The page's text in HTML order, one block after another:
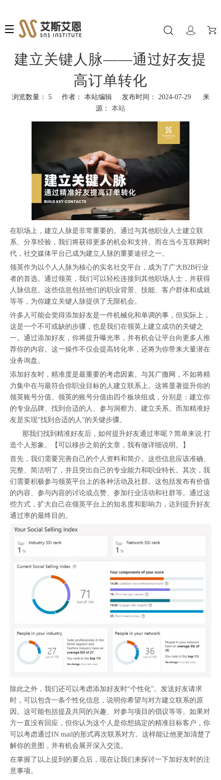
建立关键人脉——通过好友提
高订单转化
浏览数量： 5作者： 本站编辑 发布时间： 2024-07-29 来
源： 本站
在职场上，建立人脉是非常重要的。通过与其他职业人士建立联
系、分享经验，我们将获得更多的机会和支持。而在当今互联网时
代，社交媒体平台已成为建立人脉的重要途径之一。
领英作为以个人人脉为核心的实名社交平台，成为了广大B2B行业
者的首选。通过领英，我们可以轻松连接到其他职场人士，并获得
人脉信息。这些信息包括他们的职业背景、技能、客户群体和成就
等等，为你建立关键人脉提供了无限机会。
许多人可能会觉得添加好友是一件机械化和单调的事，但实际上，
这是一个不可或缺的步骤，也是我们在领英上建立成功的关键之
一。通过添加好友，你将提升曝光率，并有机会让平台向更多人推
荐你的内容。这一操作不仅会提高转化率，还将为你带来大量潜在
业务询盘。
添加好友时，精准度是最重要的考虑因素。与其广撒网，不如将精
力集中在与最符合你职业目标的人建立联系上。这将显著提升你的
领英账号分值。领英的账号分值由四个板块组成，分别是：建立你
的专业品牌、找到合适的人、参与洞察力、建立关系。而加精准好
友是实现“找到合适的人”的关键步骤。
那我们找到精准好友后，如何提升好友通过率呢？简单来说:打
造个人形象。【可以移步之前的文章，我有做详细说明。】
首先，我们需要完善自己的个人资料和简介。这些信息应该准确、
完整、简洁明了，并且突出自己的专业能力和职业特长。其次，我
们需要积极参与领英平台上的各种活动及社群。这包括发布有价值
的内容、参与内容的讨论或点赞、参加行业活动和社群等。通过这
些方式，扩大自己在领英平台上的知名度和影响力，达到提升好友
通过率的最终目的。
除此之外，我们还可以考虑添加好友时“个性化”。发送好友请求
时，可以包含一条个性化信息，说明你希望与对方建立联系的原
因。这可能包括提及共同的兴趣、对参与项目的倡议等等。如果对
方一直没有回应，但你认为这个人是你想搞定的精准目标客户，你
可以考虑通过IN mail的形式再次联系对方。这样能让他更加清楚了
解你的意图，并有机会展开深入交流。
在掌握了以上提到的要点后，现在让我们来探讨一下加好友时的注
意事项。